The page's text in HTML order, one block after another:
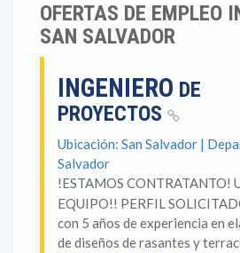
OFERTAS DE EMPLEO
SAN SALVADOR
INGENIERO DE
PROYECTOS
Ubicación: San Salvador |
Salvador
!ESTAMOS CONTRATANTO!
EQUIPO!! PERFIL
con 5 años de experiencia en
de diseños de rasantes y